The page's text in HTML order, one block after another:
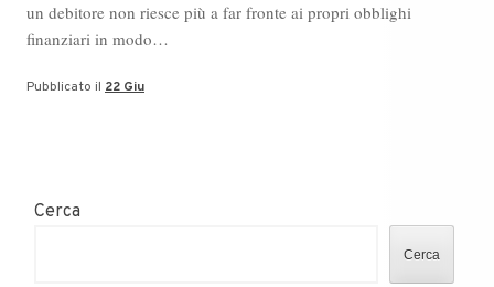
un debitore non riesce più a far fronte ai propri obblighi
finanziari in modo…
Pubblicato il 22 Giu
Cerca
Cerca